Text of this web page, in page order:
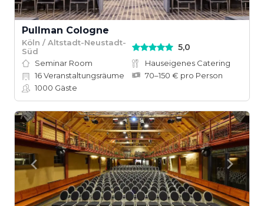
Pullman Cologne
Köln / Altstadt-Neustadt-
Süd
5,0
Seminar Room
Hauseigenes Catering
16Veranstaltungsräume
70–150 € pro Person
1000 Gäste